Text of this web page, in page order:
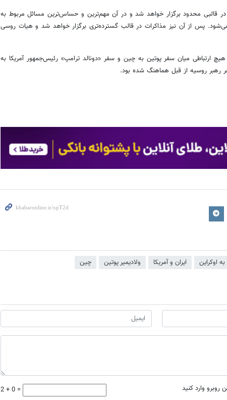
در قالبی محدود برگزار خواهد شد و در آن مهم‌ترین و حساس‌ترین مسائل مربوط به
پس از آن نیز مذاکرات در قالب گسترده‌تری برگزار خواهد شد و هیات روسی
ارتباطی میان سفر پوتین به چین و سفر «دونالد ترامپ» رئیس‌جمهور آمریکا به
رهبر روسیه از قبل هماهنگ شده بود.
اوکراین ایران و آمریکا ولادیمیر پوتین چین
وارد کنید 2 + 0 =